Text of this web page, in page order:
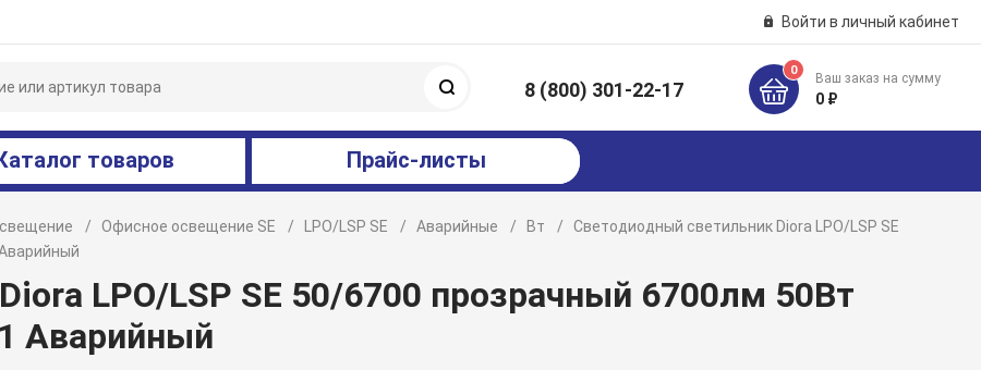
Войти в личный кабинет
8 (800) 301-22-17
0
Ваш заказ на сумму
0 ₽
товаров Прайс-листы
Офисное освещение SE LPO/LSP SE Аварийные Вт
Светодиодный светильник Diora LPO/LSP SE
LPO/LSP SE 50/6700 прозрачный 6700лм 50Вт
Аварийный